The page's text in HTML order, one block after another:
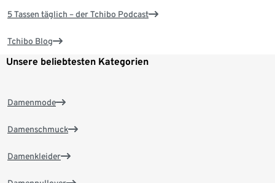
5 Tassen täglich – der Tchibo Podcast
Tchibo Blog
Unsere beliebtesten Kategorien
Damenmode
Damenschmuck
Damenkleider